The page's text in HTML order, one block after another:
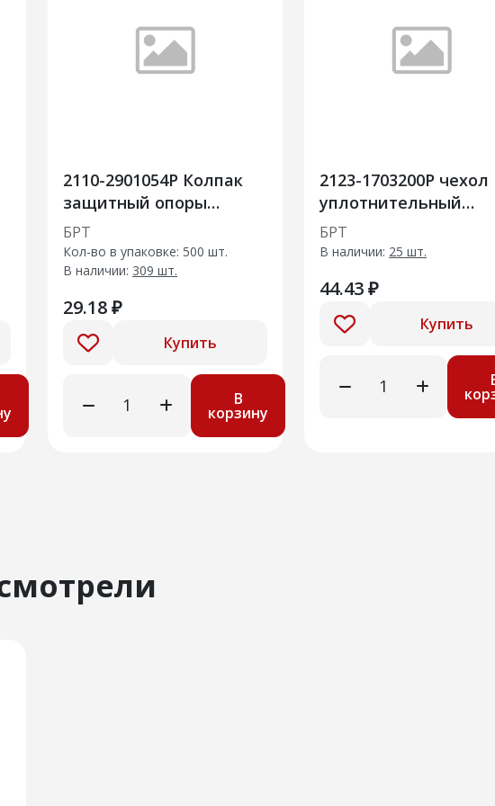
2110-2901054Р Колпак
защитный опоры
стойки передней
подвески
БРТ
Кол-во в упаковке: 500 шт.
В наличии: 309 шт.
29.18 ₽
Купить
В
корзину
2123-1703200Р чехол
уплотнительный
заднего наконечника
БРТ
В наличии: 25 шт.
44.43 ₽
Купить